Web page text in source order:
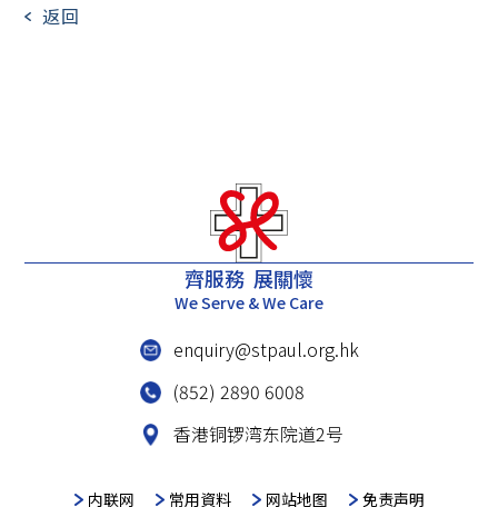
返回
齊服務 展關懷
We Serve & We Care
enquiry@stpaul.org.hk
(852) 2890 6008
香港铜锣湾东院道2号
内联网 常用資料 网站地图 免责声明